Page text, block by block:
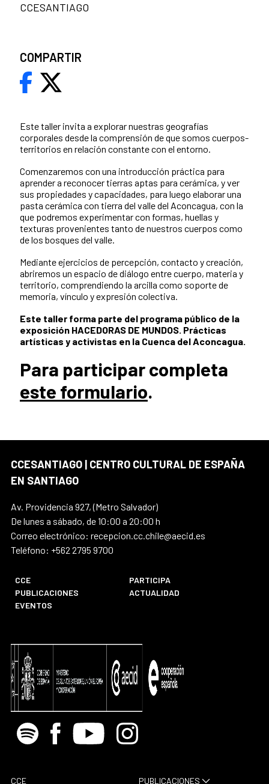
Este taller invita a explorar nuestras geografías
corporales desde la comprensión de que somos cuerpos-
territorios en relación constante con el entorno.
Comenzaremos con una introducción práctica para
aprender a reconocer tierras aptas para cerámica, y ver
sus propiedades y capacidades, para luego elaborar una
pasta cerámica con tierra del valle del Aconcagua, con la
que podremos experimentar con formas, huellas y
texturas provenientes tanto de nuestros cuerpos como
de los bosques del valle.
Mediante ejercicios de percepción, contacto y creación,
abriremos un espacio de diálogo entre cuerpo, materia y
territorio, comprendiendo la arcilla como soporte de
memoria, vínculo y expresión colectiva.
Este taller forma parte del programa público de la
exposición HACEDORAS DE MUNDOS. Prácticas
artísticas y activistas en la Cuenca del Aconcagua.
Para participar completa
este formulario.
CCESANTIAGO
COMPARTIR
CCESANTIAGO | CENTRO CULTURAL DE ESPAÑA
EN SANTIAGO
Av. Providencia 927, (Metro Salvador)
De lunes a sábado, de 10:00 a 20:00 h
Correo electrónico: recepcion.cc.chile@aecid.es
Teléfono: +562 2795 9700
CCE
PARTICIPA
PUBLICACIONES
ACTUALIDAD
EVENTOS
Spotify Facebook
Youtube Instagram
CCE PUBLICACIONES